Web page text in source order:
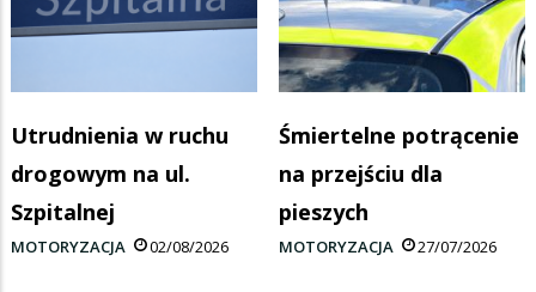
Utrudnienia w ruchu
drogowym na ul.
Szpitalnej
MOTORYZACJA 02/08/2026
Śmiertelne potrącenie
na przejściu dla
pieszych
MOTORYZACJA 27/07/2026